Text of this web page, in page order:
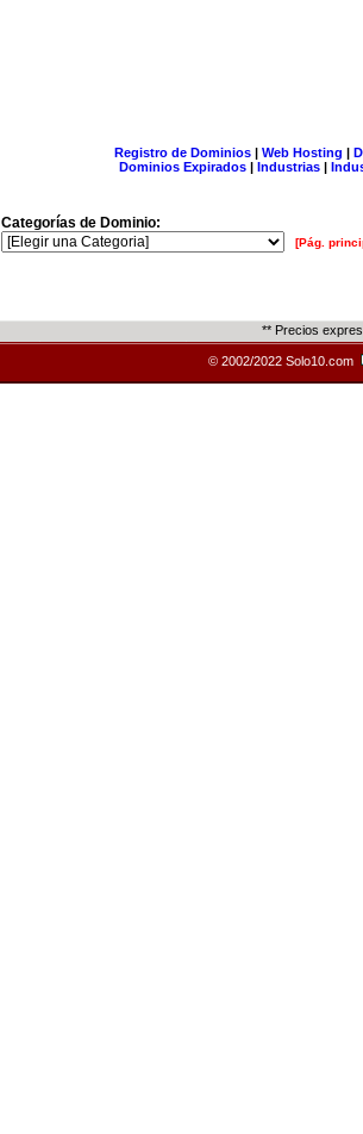
Registro de Dominios| Web Hosting |
Dominios Expirados | Industrias |
Categorías de Dominio:
[Pág.
** Precios
© 2002/2022 Solo10.com